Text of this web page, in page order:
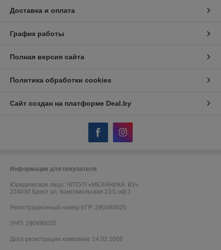
Доставка и оплата
График работы
Полная версия сайта
Политика обработки cookies
Сайт создан на платформе Deal.by
Информация для покупателя
Юридическое лицо: ЧПТУП «МЕХАНИКА. ВУ»
224030 Брест ул. Комсомольская 23/1 оф.1
Регистрационный номер ЕГР: 290490025
УНП: 290490025
Дата регистрации компании: 14.02.2008